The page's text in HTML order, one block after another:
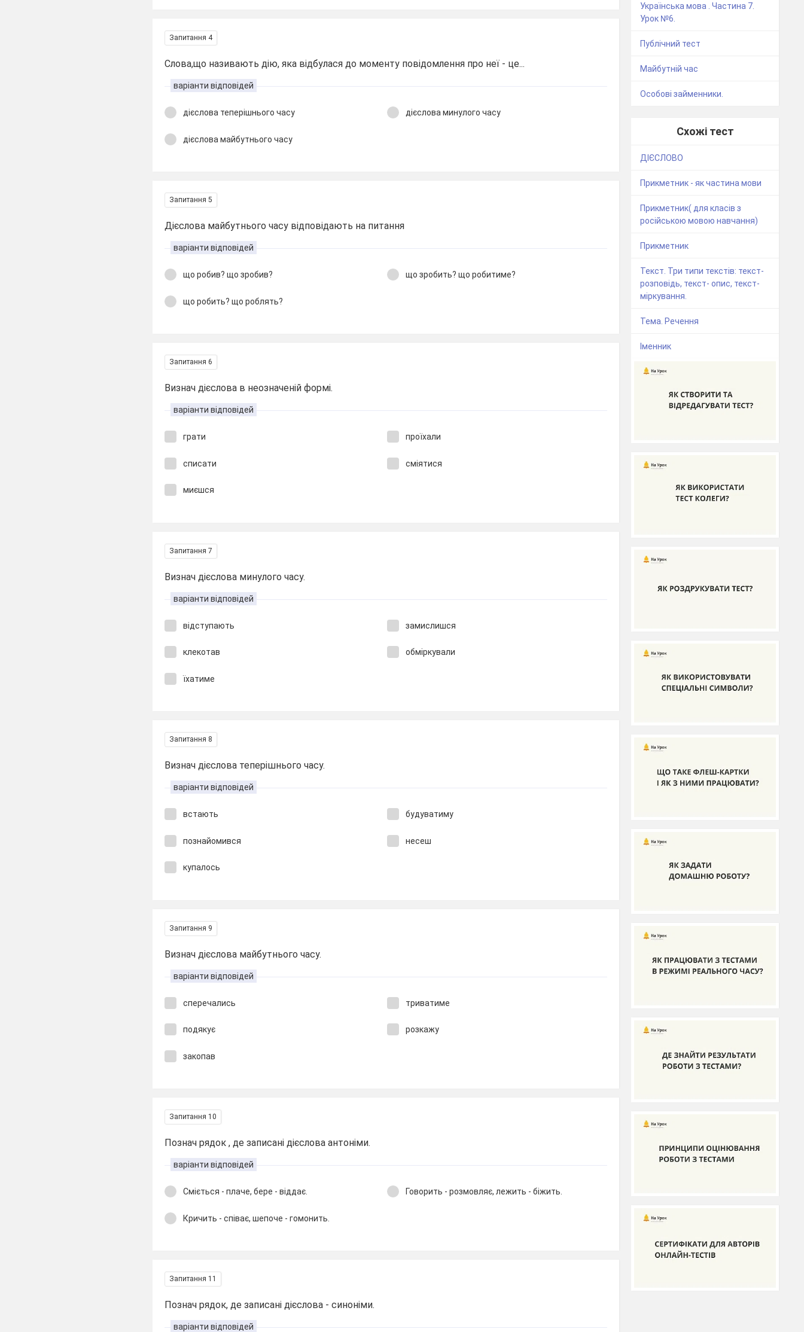
Запитання 4
Слова,що називають дію, яка відбулася до моменту повідомлення про неї - це...
варіанти відповідей
дієслова теперішнього часу дієслова минулого часу
дієслова майбутнього часу
Запитання 5
Дієслова майбутнього часу відповідають на питання
варіанти відповідей
що робив? що зробив? що зробить? що робитиме?
що робить? що роблять?
Запитання 6
Визнач дієслова в неозначеній формі.
варіанти відповідей
грати проїхали
списати сміятися
миєшся
Запитання 7
Визнач дієслова минулого часу.
варіанти відповідей
відступають замислишся
клекотав обміркували
їхатиме
Запитання 8
Визнач дієслова теперішнього часу.
варіанти відповідей
встають будуватиму
познайомився несеш
купалось
Запитання 9
Визнач дієслова майбутнього часу.
варіанти відповідей
сперечались триватиме
подякує розкажу
закопав
Запитання 10
Познач рядок , де записані дієслова антоніми.
варіанти відповідей
Сміється - плаче, бере - віддає. Говорить - розмовляє, лежить - біжить.
Кричить - співає, шепоче - гомонить.
Запитання 11
Познач рядок, де записані дієслова - синоніми.
варіанти відповідей
Українська мова . Частина 7.
Урок №6.
Публічний тест
Майбутній час
Особові займенники.
Схожі тест
ДІЄСЛОВО
Прикметник - як частина мови
Прикметник( для класів з
російською мовою навчання)
Прикметник
Текст. Три типи текстів: текст-
розповідь, текст- опис, текст-
міркування.
Тема. Речення
Іменник